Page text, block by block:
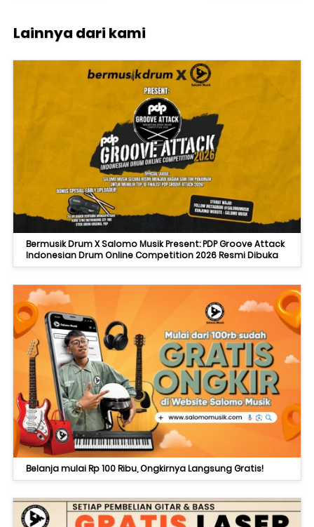
Lainnya dari kami
Bermusik Drum X Salomo Musik Present: PDP Groove Attack
Indonesian Drum Online Competition 2026 Resmi Dibuka
Belanja mulai Rp 100 Ribu, Ongkirnya Langsung Gratis!